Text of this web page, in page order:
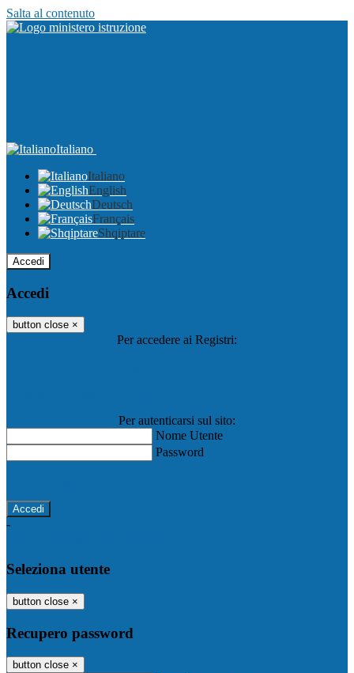
Salta al contenuto
Italiano
Italiano
English
Deutsch
Français
Shqiptare
Accedi
Accedi
button close ×
Per accedere ai Registri:
Per autenticarsi sul sito:
Nome Utente
Password
-
Seleziona utente
button close ×
Recupero password
button close ×